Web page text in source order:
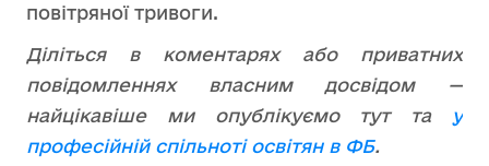
повітряної тривоги.
Діліться в коментарях або приватних
повідомленнях власним досвідом —
найцікавіше ми опублікуємо тут та
у
професійній спільноті освітян в ФБ.